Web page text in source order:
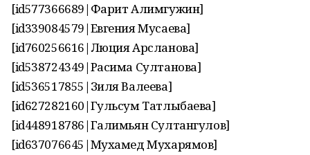
[id577366689|Фарит Алимгужин]
[id339084579|Евгения Мусаева]
[id760256616|Люция Арсланова]
[id538724349|Расима Султанова]
[id536517855|Зиля Валеева]
[id627282160|Гульсум Татлыбаева]
[id448918786|Галимьян Султангулов]
[id637076645|Мухамед Мухарямов]